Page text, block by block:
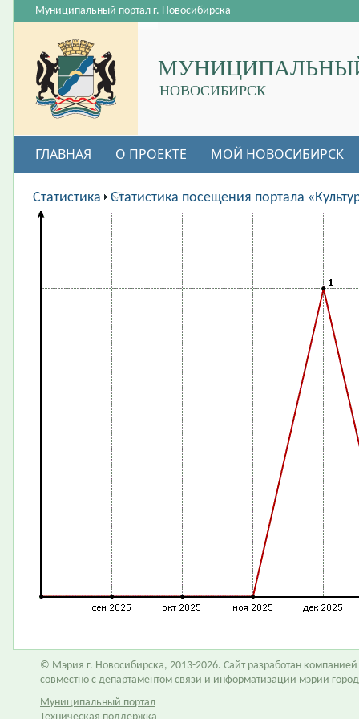
НОВОСИБИРСК
Муниципальный портал г. Новосибирска
ГЛАВНАЯ О ПРОЕКТЕ МОЙ НОВОСИБИРСК
ВАКАНСИИ
Статистика Статистика посещения портала
© Мэрия г. Новосибирска, 2013-2026. Сайт разработан компанией
совместно с департаментом связи и информатизации мэрии
Муниципальный портал